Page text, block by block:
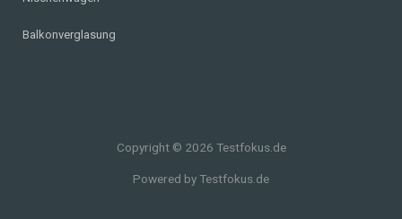
Balkonverglasung
Copyright © 2026 Testfokus.de
Powered by Testfokus.de